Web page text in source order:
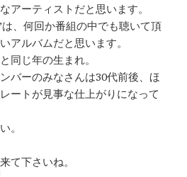
アーティストだと思います。
、何回か番組の中でも聴いて頂
アルバムだと思います。
同じ年の生まれ。
バーのみなさんは30代前後、ほ
ートが見事な仕上がりになって
。
て下さいね。